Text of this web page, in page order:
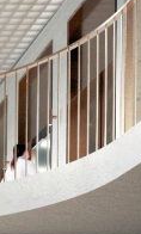
04/26
FIN DE GROS
Après la livraison
périphérique, nous